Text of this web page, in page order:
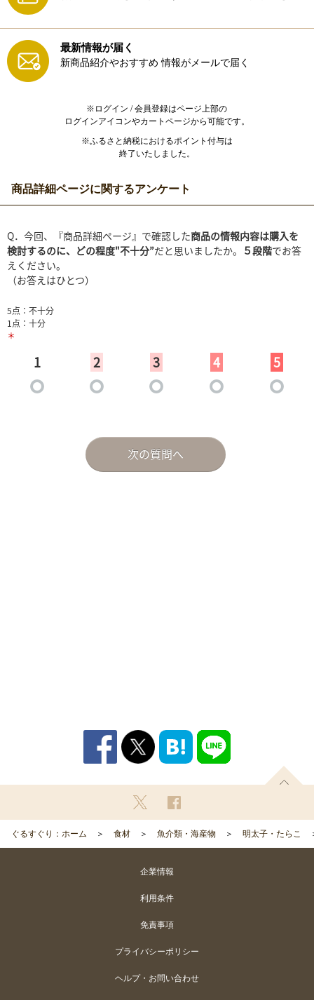
最新情報が届く
新商品紹介やおすすめ 情報がメールで届く
※ログイン / 会員登録はページ上部の
ログインアイコンやカートページから可能です。
※ふるさと納税におけるポイント付与は
終了いたしました。
商品詳細ページに関するアンケート
ぐるすぐり：ホーム 食材 魚介類・海産物 明太子・たらこ
企業情報
利用条件
免責事項
プライバシーポリシー
ヘルプ・お問い合わせ